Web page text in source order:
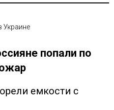
Украине
попали по
емкости с